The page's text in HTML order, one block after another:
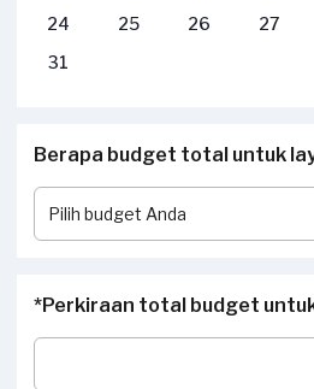
24
25 26 27
31
Berapa budget total untuk
*Perkiraan total budget